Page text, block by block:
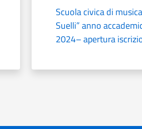
Scuola civica di
Suelli” anno
2024– apertura